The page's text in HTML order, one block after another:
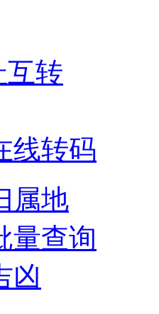
互转
线转码
属地
量查询
凶